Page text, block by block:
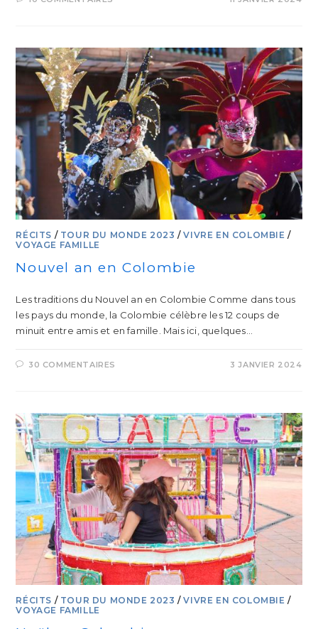
RÉCITS / TOUR DU MONDE 2023 /VIVRE EN COLOMBIE /
VOYAGE FAMILLE
Nouvel an en Colombie
Les traditions du Nouvel an en Colombie Comme dans tous
les pays du monde, la Colombie célèbre les 12 coups de
minuit entre amis et en famille. Mais ici, quelques…
30 COMMENTAIRES 3 JANVIER 2024
RÉCITS / TOUR DU MONDE 2023 /VIVRE EN COLOMBIE /
VOYAGE FAMILLE